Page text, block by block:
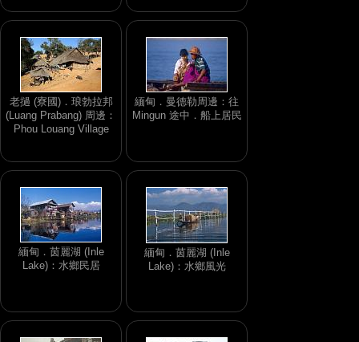
老撾 (寮國)．琅勃拉邦
(Luang Prabang) 周邊：
Phou Louang Village
緬甸．曼德勒周邊：往
Mingun 途中．船上居民
緬甸．茵麗湖 (Inle
Lake)：水鄉民居
緬甸．茵麗湖 (Inle
Lake)：水鄉風光